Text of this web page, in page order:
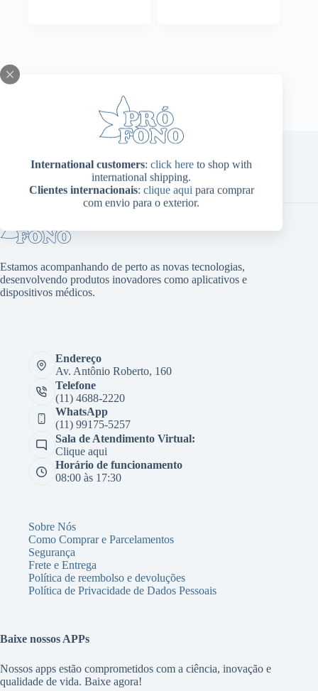
International customers: click here to shop with
international shipping.
Clientes internacionais: clique aqui para comprar
com envio para o exterior.
Home Sobre Nós Produtos
Minha conta
Estamos acompanhando de perto as novas tecnologias,
desenvolvendo produtos inovadores como aplicativos e
dispositivos médicos.
Endereço
Av. Antônio Roberto, 160
Telefone
(11) 4688-2220
WhatsApp
(11) 99175-5257
Sala de Atendimento Virtual:
Clique aqui
Horário de funcionamento
08:00 às 17:30
Sobre Nós
Como Comprar e Parcelamentos
Segurança
Frete e Entrega
Política de reembolso e devoluções
Política de Privacidade de Dados Pessoais
Baixe nossos APPs
Nossos apps estão comprometidos com a ciência, inovação e
qualidade de vida. Baixe agora!